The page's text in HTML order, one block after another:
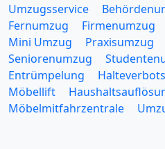
Umzugsservice
Fernumzug
Firmenumzug
Mini Umzug
Praxisumzug
Seniorenumzug
Entrümpelung
Möbellift
Möbelmitfahrzentrale